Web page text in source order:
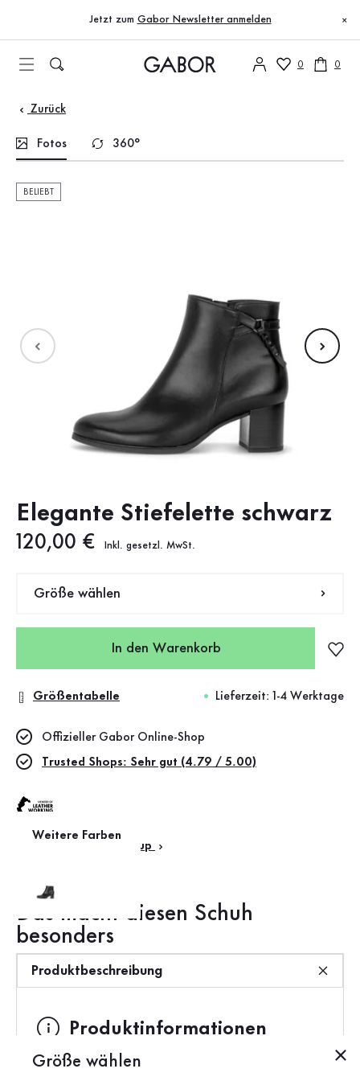
Zum Inhaltsverzeichnis
Zur Hauptnavigation
Jetzt zum Gabor Newsletter anmelden ×
0 0
Zurück
Fotos 360°
BELIEBT
Elegante Stiefelette schwarz
Neuer Preis
120,00 € Inkl. gesetzl. MwSt.
Größe wählen
In den Warenkorb
Größentabelle Lieferzeit: 1-4 Werktage
Weitere Farben
Größe wählen
Offizieller Gabor Online-Shop
Trusted Shops: Sehr gut (4.79 / 5.00)
Leather Working Group
Das macht diesen Schuh
besonders
Produktbeschreibung
Produktinformationen
Marke:Gabor